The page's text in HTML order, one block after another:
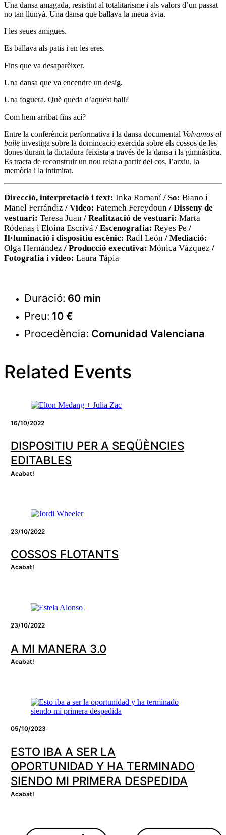
Una dansa amagada, resistint al totalitarisme i als valors d’un passat
no tan llunyà. Una dansa que ballava la meua àvia.
I les seues amigues.
Es ballava als patis i en les eres.
Fins que va desaparèixer.
Una dansa que va encendre un desig.
Una foguera. Què queda d’aquest ball?
Com hem arribat fins ací?
Entre la conferència performativa i la dansa documental Volvamos al
baile investiga sobre la domincació exercida sobre els cossos de les
dones durant la dictadura feixista a través de la dansa i la gimnàstica.
Es tracta de reconstruir un nou relat a partir del cos, l’arxiu, la
memòria i la intimitat.
Direcció, interpretació i text: Inka Romaní / So: Biano i
Manel Ferrándiz / Vídeo: Fatemeh Fereydoun / Disseny de
vestuari: Teresa Juan / Realització de vestuari: Marta
Ródenas i Eloina Escrivá / Escenografia: Reyes Pe /
Il·luminació i dispositiu escènic: Raúl León / Mediació:
Olga Hernández / Producció executiva: Mónica Vázquez /
Fotografia i vídeo: Laura Tápia
Duració: 60 min
Preu: 10 €
Procedència: Comunidad Valenciana
Related Events
16/10/2022
DISPOSITIU PER A SEQÜÈNCIES
EDITABLES
Acabat!
23/10/2022
COSSOS FLOTANTS
Acabat!
23/10/2022
A MI MANERA 3.0
Acabat!
05/10/2023
ESTO IBA A SER LA
OPORTUNIDAD Y HA TERMINADO
SIENDO MI PRIMERA DESPEDIDA
Acabat!